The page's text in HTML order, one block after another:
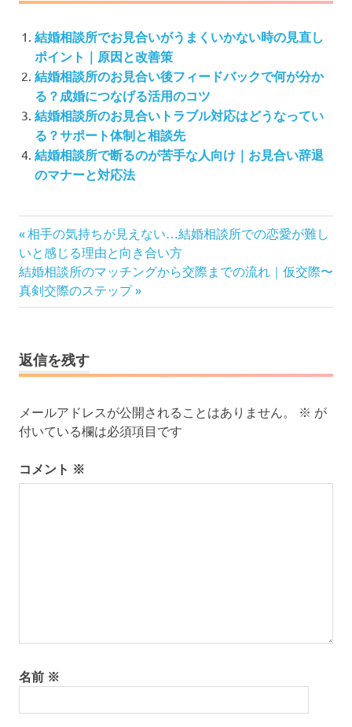
結婚相談所でお見合いがうまくいかない時の見直し
ポイント｜原因と改善策
結婚相談所のお見合い後フィードバックで何が分か
る？成婚につなげる活用のコツ
結婚相談所のお見合いトラブル対応はどうなってい
る？サポート体制と相談先
結婚相談所で断るのが苦手な人向け｜お見合い辞退
のマナーと対応法
投
稿
ナ
ビ
シ
ョ
前
の
記
事:
相手の気持ちが見えない…結婚相談所での恋愛が難し
いと感じる理由と向き合い方
次
の
記
結婚相談所のマッチングから交際までの流れ｜仮交際〜
真剣交際のステップ
返信を残す
メールアドレスが公開されることはありません。 ※ が
付いている欄は必須項目です
コメント ※
名前 ※